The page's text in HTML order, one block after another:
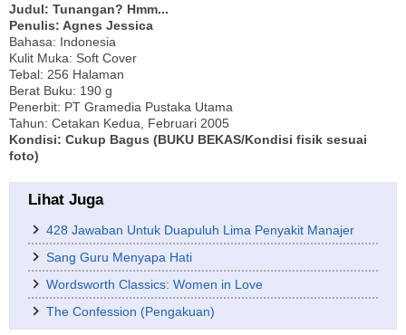
Judul: Tunangan? Hmm...
Penulis: Agnes Jessica
Bahasa: Indonesia
Kulit Muka: Soft Cover
Tebal: 256 Halaman
Berat Buku: 190 g
Penerbit: PT Gramedia Pustaka Utama
Tahun: Cetakan Kedua, Februari 2005
Kondisi: Cukup Bagus (BUKU BEKAS/Kondisi fisik sesuai
foto)
Lihat Juga
428 Jawaban Untuk Duapuluh Lima Penyakit Manajer
Sang Guru Menyapa Hati
Wordsworth Classics: Women in Love
The Confession (Pengakuan)